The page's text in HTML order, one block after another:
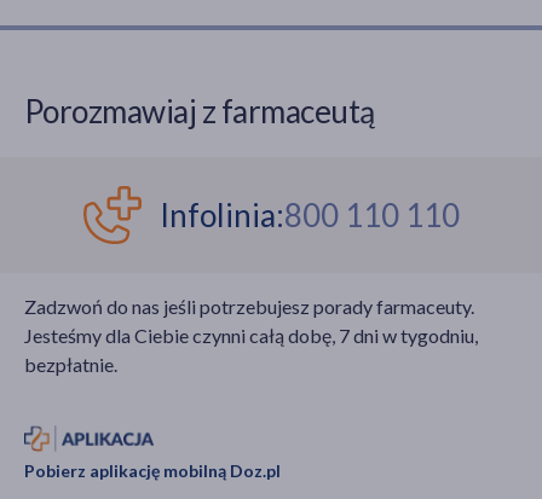
Porozmawiaj z farmaceutą
Infolinia:800 110 110
Zadzwoń do nas jeśli potrzebujesz porady farmaceuty.
Jesteśmy dla Ciebie czynni całą dobę, 7 dni w tygodniu,
bezpłatnie.
Pobierz aplikację mobilną Doz.pl